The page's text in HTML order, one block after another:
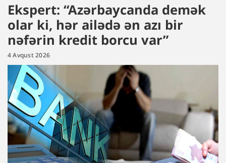
Ekspert: “Azərbaycanda demək
olar ki, hər ailədə ən azı bir
nəfərin kredit borcu var”
4 Avqust 2026